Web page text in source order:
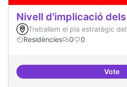
Nivell d'implicació
Treballem el pla estratègic
Residències
0 0
Vote